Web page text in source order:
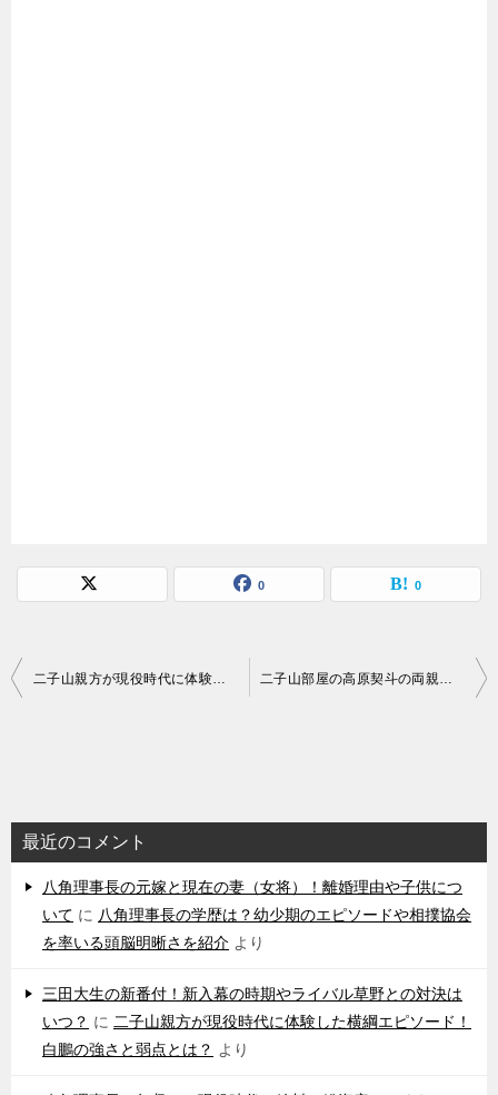
0 0
投
ゲ
ー
シ
二子山親方が現役時代に体験した横綱エピソード！白鵬の強さと弱点とは？ 二子山部屋の高原契斗の両親と高校時代の成績
最近のコメント
八角理事長の元嫁と現在の妻（女将）！離婚理由や子供につ
いて に 八角理事長の学歴は？幼少期のエピソードや相撲協会
を率いる頭脳明晰さを紹介 より
三田大生の新番付！新入幕の時期やライバル草野との対決は
いつ？ に 二子山親方が現役時代に体験した横綱エピソード！
白鵬の強さと弱点とは？ より